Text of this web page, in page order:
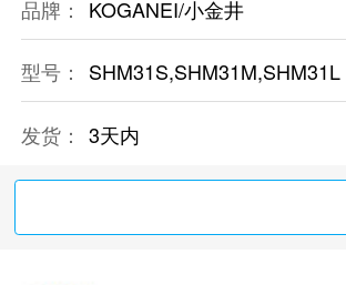
品牌： KOGANEI/小金井
型号： SHM31S,SHM31M,SHM31L
发货： 3天内